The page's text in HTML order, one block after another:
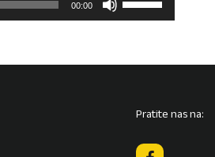
00:00
biste
Pratite nas na: